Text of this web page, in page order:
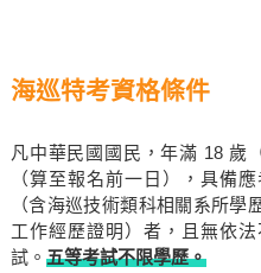
海巡特考資格條件
凡中華民國國民，年滿 18 歲
（算至報名前一日），具備
（含海巡技術類科相關系所
工作經歷證明）者，且無依
試。 五等考試不限學歷。